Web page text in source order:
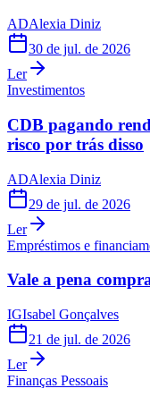
ADAlexia Diniz
30 de jul. de 2026
Ler
Investimentos
CDB pagando
risco por trás disso
ADAlexia Diniz
29 de jul. de 2026
Ler
Empréstimos e
Vale a pena
IGIsabel Gonçalves
21 de jul. de 2026
Ler
Finanças Pessoais